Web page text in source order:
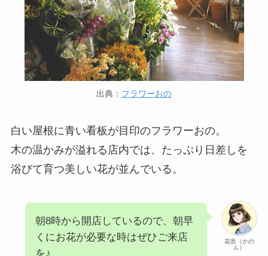
出典： フラワーおの
白い屋根に青い看板が目印のフラワーおの。
木の温かみが溢れる店内では、たっぷり日差しを
浴びて育つ美しい花が並んでいる。
花音（かの
ん）
朝8時から開店しているので、朝早
くにお花が必要な時はぜひご来店
を♪